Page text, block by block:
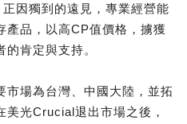
因獨到的遠見，專業經營能
產品，以高CP值價格，擄獲
肯定與支持。
市場為台灣、中國大陸，並拓
美光Crucial退出市場之後，